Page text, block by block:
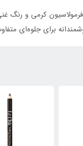
خود هدیه دهید.
برای جلوه‌ای